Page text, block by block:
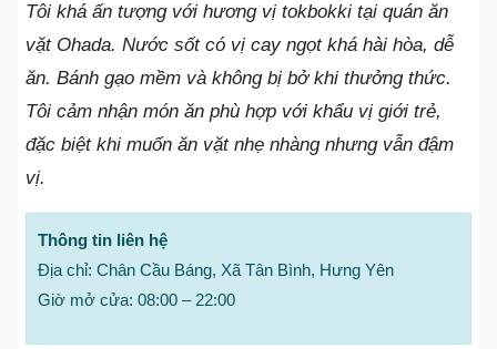
Tôi khá ấn tượng với hương vị tokbokki tại quán ăn
vặt Ohada. Nước sốt có vị cay ngọt khá hài hòa, dễ
ăn. Bánh gạo mềm và không bị bở khi thưởng thức.
Tôi cảm nhận món ăn phù hợp với khẩu vị giới trẻ,
đặc biệt khi muốn ăn vặt nhẹ nhàng nhưng vẫn đậm
vị.
Thông tin liên hệ
Địa chỉ: Chân Cầu Báng, Xã Tân Bình, Hưng Yên
Giờ mở cửa: 08:00 – 22:00